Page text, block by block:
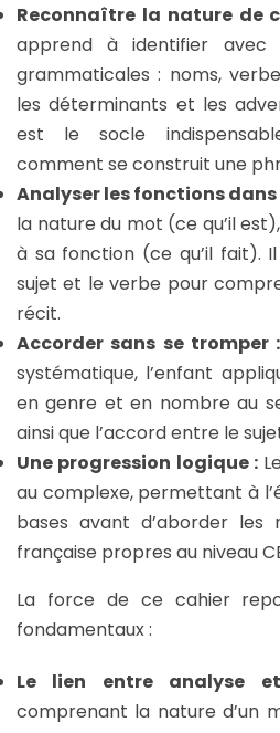
Reconnaître la nature de
apprend à identifier avec
grammaticales : noms,
les déterminants et les
est le socle
comment se construit une
Analyser les fonctions dans
la nature du mot (ce qu’il
à sa fonction (ce qu’il fait).
sujet et le verbe pour
récit.
Accorder sans se tromper :
systématique, l’enfant
en genre et en nombre au
ainsi que l’accord entre le
Une progression logique :
au complexe, permettant à
bases avant d’aborder les
française propres au niveau
La force de ce cahier
fondamentaux :
Le lien entre analyse
comprenant la nature d’un